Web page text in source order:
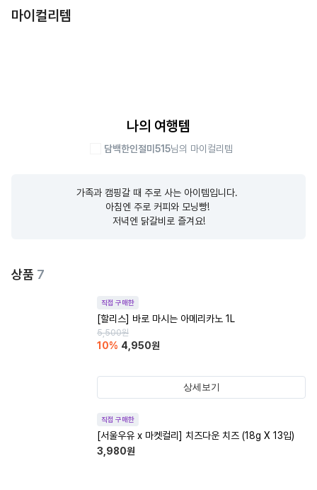
마이컬리템
나의 여행템
담백한인절미515님의 마이컬리템
가족과 캠핑갈 때 주로 사는 아이템입니다.
아침엔 주로 커피와 모닝빵!
저녁엔 닭갈비로 즐겨요!
상품 7
직접 구매한
[할리스] 바로 마시는 아메리카노 1L
5,500원
10% 4,950원
상세보기
직접 구매한
[서울우유 x 마켓컬리] 치즈다운 치즈 (18g X 13입)
3,980원